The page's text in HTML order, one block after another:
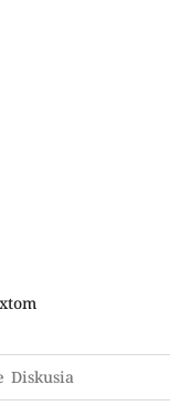
Diskusia